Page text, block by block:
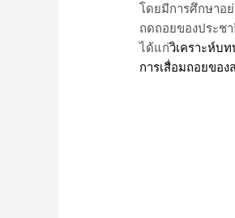
โดยมีการศึกษาอ
ถดถอยของประช
ได้แก่วิเคราะห์บ
การเสื่อมถอยขอ